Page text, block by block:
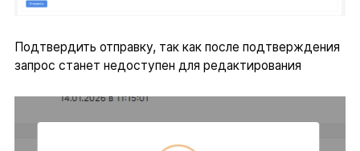
Подтвердить отправку, так как после подтверждения
запрос станет недоступен для редактирования